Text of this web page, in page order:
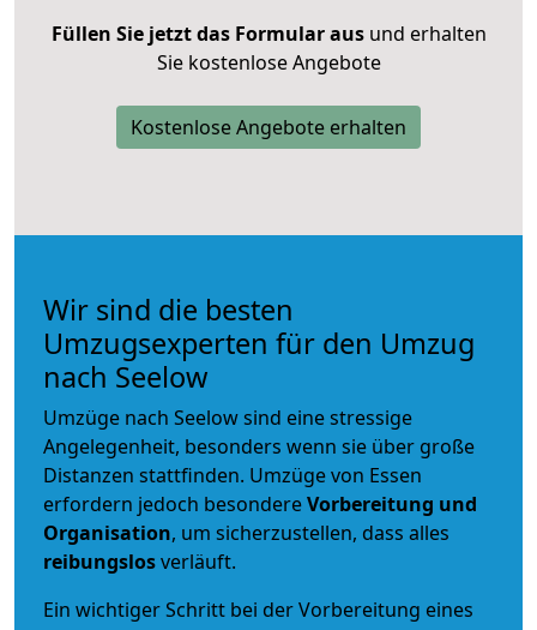
Füllen Sie jetzt das Formular ausund erhalten
Sie kostenlose Angebote
Kostenlose Angebote erhalten
Wir sind die besten
Umzugsexperten für den Umzug
nach Seelow
Umzüge nach Seelow sind eine stressige
Angelegenheit, besonders wenn sie über große
Distanzen stattfinden. Umzüge von Essen
erfordern jedoch besondereVorbereitung und
Organisation, um sicherzustellen, dass alles
reibungslosverläuft.
Ein wichtiger Schritt bei der Vorbereitung eines